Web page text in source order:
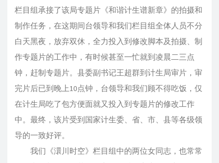
栏目组承接了该局专题片《和谐计生谱新章》的拍摄和
制作任务，在这期间台领导和我们栏目组全体人员不分
白天黑夜，放弃双休，全力投入到修改脚本及拍摄、制
作专题片的工作中，有时候甚至一忙就到凌晨二三点
钟，赶制专题片。县委副书记王超群到计生局审片，审
完片后已到晚上10点钟，台领导和我们顾不得吃饭，仅
在计生局吃了包方便面就又投入到专题片的修改工作
中。最终，该片受到国家计生委、省、市、县等各级领
导的一致好评。
我们《澴川时空》栏目组中的两位女同志，也常常